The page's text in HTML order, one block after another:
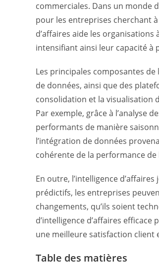
commerciales. Dans un monde
pour les entreprises cherchant
d’affaires aide les
intensifiant ainsi leur capacité à
Les principales composantes de
de données, ainsi que des
consolidation et la visualisation
Par exemple, grâce à l’analyse
performants de manière
l’intégration de données
cohérente de la performance
En outre, l’intelligence
prédictifs, les entreprises
changements, qu’ils soient
d’intelligence d’affaires
une meilleure satisfaction client
Table des matières